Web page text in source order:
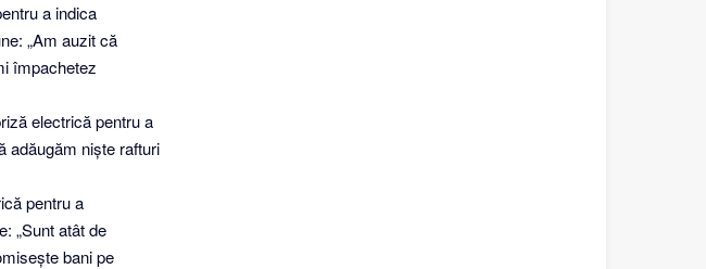
a indica
„Am auzit că
împachetez
electrică pentru a
adăugăm niște rafturi
pentru a
„Sunt atât de
bani pe